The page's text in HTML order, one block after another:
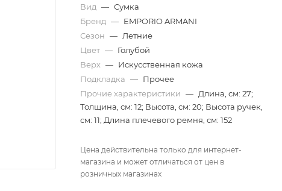
Вид — Сумка
Бренд — EMPORIO ARMANI
Сезон — Летние
Цвет — Голубой
Верх — Искусственная кожа
Подкладка — Прочее
Прочие характеристики — Длина, см: 27;
Толщина, см: 12; Высота, см: 20; Высота ручек,
см: 11; Длина плечевого ремня, см: 152
Цена действительна только для интернет-
магазина и может отличаться от цен в
розничных магазинах